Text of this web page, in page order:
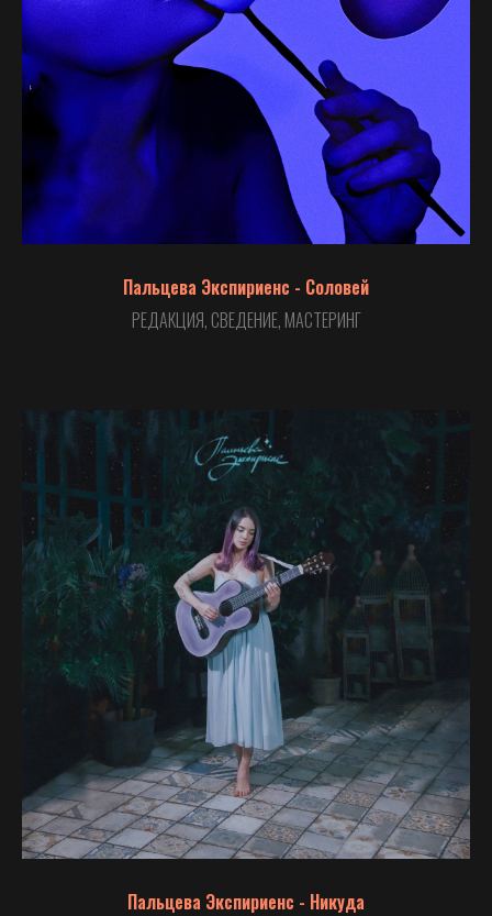
Пальцева Экспириенс - Соловей
РЕДАКЦИЯ, СВЕДЕНИЕ, МАСТЕРИНГ
Пальцева Экспириенс - Никуда